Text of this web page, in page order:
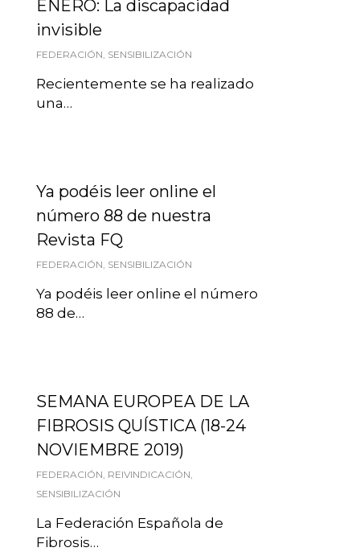
ENERO: La discapacidad
invisible
FEDERACIÓN, SENSIBILIZACIÓN
Recientemente se ha realizado
una…
Ya podéis leer online el
número 88 de nuestra
Revista FQ
FEDERACIÓN, SENSIBILIZACIÓN
Ya podéis leer online el número
88 de…
SEMANA EUROPEA DE LA
FIBROSIS QUÍSTICA (18-24
NOVIEMBRE 2019)
FEDERACIÓN, REIVINDICACIÓN,
SENSIBILIZACIÓN
La Federación Española de
Fibrosis…